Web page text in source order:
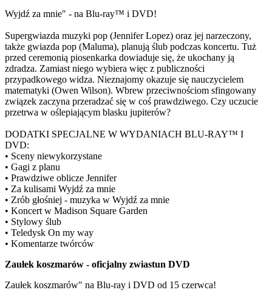
Wyjdź za mnie" - na Blu-ray™ i DVD!
Supergwiazda muzyki pop (Jennifer Lopez) oraz jej narzeczony,
także gwiazda pop (Maluma), planują ślub podczas koncertu. Tuż
przed ceremonią piosenkarka dowiaduje się, że ukochany ją
zdradza. Zamiast niego wybiera więc z publiczności
przypadkowego widza. Nieznajomy okazuje się nauczycielem
matematyki (Owen Wilson). Wbrew przeciwnościom sfingowany
związek zaczyna przeradzać się w coś prawdziwego. Czy uczucie
przetrwa w oślepiającym blasku jupiterów?
DODATKI SPECJALNE W WYDANIACH BLU-RAY™ I
DVD:
• Sceny niewykorzystane
• Gagi z planu
• Prawdziwe oblicze Jennifer
• Za kulisami Wyjdź za mnie
• Zrób głośniej - muzyka w Wyjdź za mnie
• Koncert w Madison Square Garden
• Stylowy ślub
• Teledysk On my way
• Komentarze twórców
Zaułek koszmarów - oficjalny zwiastun DVD
Zaułek koszmarów" na Blu-ray i DVD od 15 czerwca!